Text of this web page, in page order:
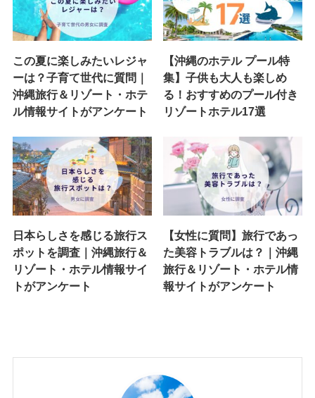
この夏に楽しみたいレジャ
ーは？子育て世代に質問｜
沖縄旅行＆リゾート・ホテ
ル情報サイトがアンケート
【沖縄のホテル プール特
集】子供も大人も楽しめ
る！おすすめのプール付き
リゾートホテル17選
日本らしさを感じる旅行ス
ポットを調査｜沖縄旅行＆
リゾート・ホテル情報サイ
トがアンケート
【女性に質問】旅行であっ
た美容トラブルは？｜沖縄
旅行＆リゾート・ホテル情
報サイトがアンケート